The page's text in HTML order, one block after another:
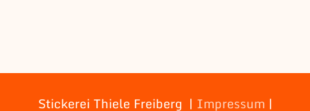
Stickerei Thiele Freiberg | Impressum |